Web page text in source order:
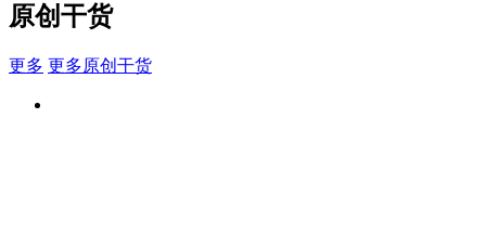
原创干货
更多 更多原创干货